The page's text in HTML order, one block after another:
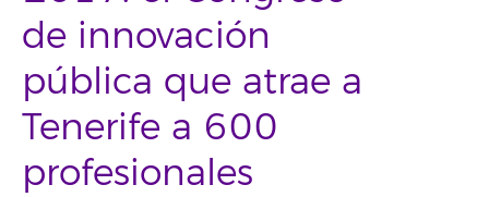
de innovación
pública que atrae a
Tenerife a 600
profesionales